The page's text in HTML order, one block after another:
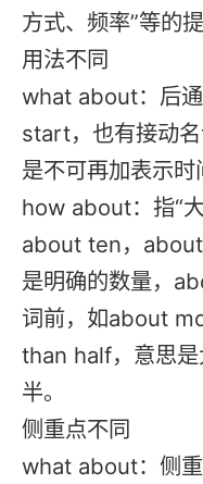
方式、频率”等的提
用法不同
what about：后
start，也有接动
是不可再加表示时
how about：指“
about ten，
是明确的数量，
词前，如about
than half，意思
半。
侧重点不同
what about：侧